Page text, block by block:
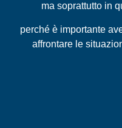
ma soprattutto in
perché è importante
affrontare le